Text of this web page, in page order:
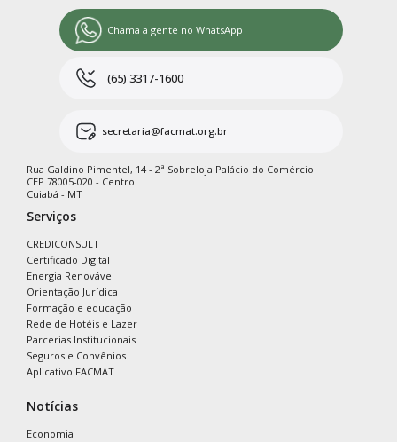
Chama a gente no WhatsApp
(65) 3317-1600
secretaria@facmat.org.br
Rua Galdino Pimentel, 14 - 2ª Sobreloja Palácio do Comércio
CEP 78005-020 - Centro
Cuiabá - MT
Serviços
CREDICONSULT
Certificado Digital
Energia Renovável
Orientação Jurídica
Formação e educação
Rede de Hotéis e Lazer
Parcerias Institucionais
Seguros e Convênios
Aplicativo FACMAT
Notícias
Economia